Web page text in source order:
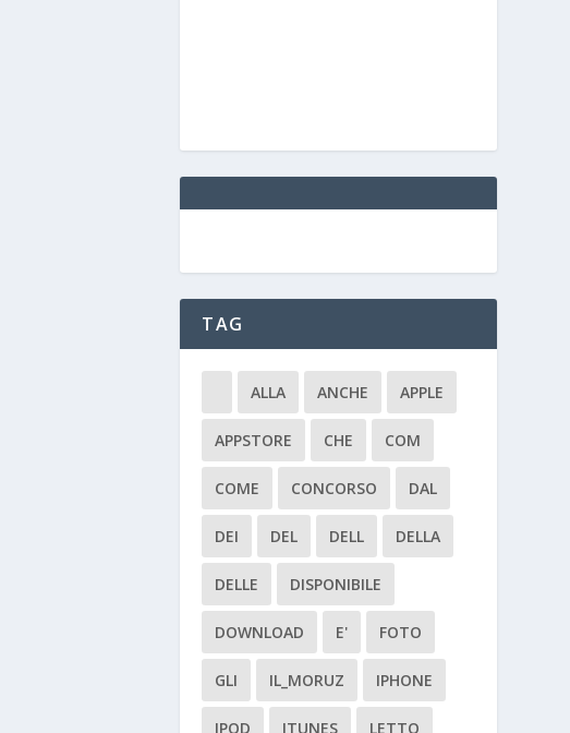
TAG
ALLA ANCHE APPLE
APPSTORE CHE COM
COME CONCORSO DAL
DEI DEL DELL DELLA
DELLE DISPONIBILE
DOWNLOAD E' FOTO
GLI IL_MORUZ IPHONE
IPOD ITUNES LETTO